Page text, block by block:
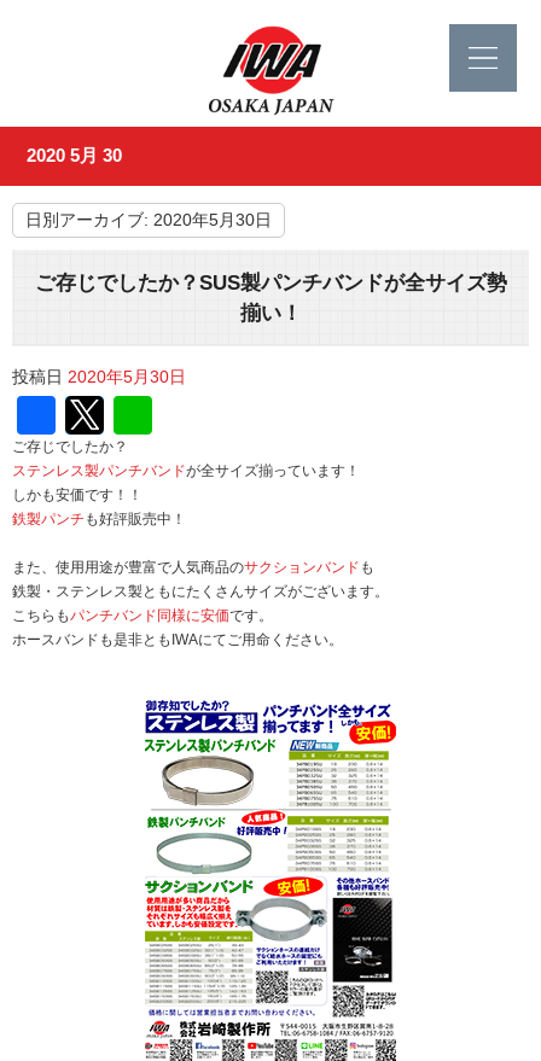
2020 5月 30
日別アーカイブ: 2020年5月30日
ご存じでしたか？SUS製パンチバンドが全サイズ勢
揃い！
投稿日 2020年5月30日
Facebook
ご存じでしたか？
ステンレス製パンチバンドが全サイズ揃っています！
しかも安価です！！
鉄製パンチ も好評販売中！
また、使用用途が豊富で人気商品のサクションバンド も
鉄製・ステンレス製ともにたくさんサイズがございます。
こちらもパンチバンド同様に安価です。
ホースバンドも是非ともIWAにてご用命ください。